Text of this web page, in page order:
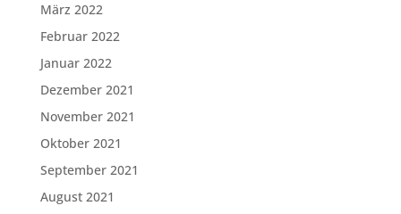
März 2022
Februar 2022
Januar 2022
Dezember 2021
November 2021
Oktober 2021
September 2021
August 2021